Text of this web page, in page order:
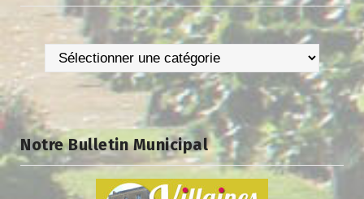
Catégories
Notre Bulletin Municipal